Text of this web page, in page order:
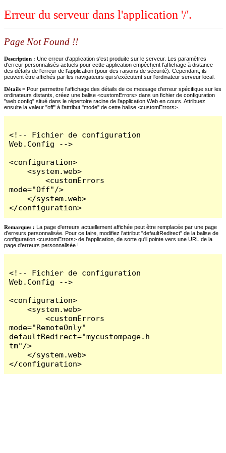
Erreur du serveur dans l'application '/'.
Page Not Found !!
Description : Une erreur d'application s'est produite sur le serveur. Les paramètres
d'erreur personnalisés actuels pour cette application empêchent l'affichage à distance
des détails de l'erreur de l'application (pour des raisons de sécurité). Cependant, ils
peuvent être affichés par les navigateurs qui s'exécutent sur l'ordinateur serveur local.
Détails = Pour permettre l'affichage des détails de ce message d'erreur spécifique sur les
ordinateurs distants, créez une balise <customErrors> dans un fichier de configuration
"web.config" situé dans le répertoire racine de l'application Web en cours. Attribuez
ensuite la valeur "off" à l'attribut "mode" de cette balise <customErrors>.
<!-- Fichier de configuration
Web.Config -->
<configuration>
    <system.web>
        <customErrors
mode="Off"/>
    </system.web>
</configuration>
Remarques : La page d'erreurs actuellement affichée peut être remplacée par une page
d'erreurs personnalisée. Pour ce faire, modifiez l'attribut "defaultRedirect" de la balise de
configuration <customErrors> de l'application, de sorte qu'il pointe vers une URL de la
page d'erreurs personnalisée !
<!-- Fichier de configuration
Web.Config -->
<configuration>
    <system.web>
        <customErrors
mode="RemoteOnly"
defaultRedirect="mycustompage.h
tm"/>
    </system.web>
</configuration>